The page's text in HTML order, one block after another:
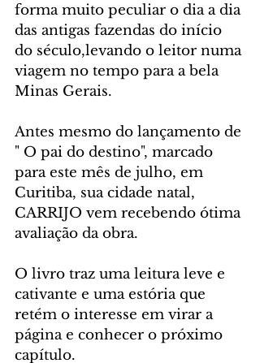
forma muito peculiar o dia a dia
das antigas fazendas do início
do século,levando o leitor numa
viagem no tempo para a bela
Minas Gerais.
Antes mesmo do lançamento de
" O pai do destino", marcado
para este mês de julho, em
Curitiba, sua cidade natal,
CARRIJO vem recebendo ótima
avaliação da obra.
O livro traz uma leitura leve e
cativante e uma estória que
retém o interesse em virar a
página e conhecer o próximo
capítulo.